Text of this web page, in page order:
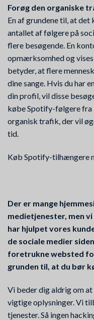
Forøg den organiske
En af grundene til, at
antallet af følgere på
flere besøgende. En
opmærksomhed og
betyder, at flere
dine sange. Hvis du har
din profil, vil disse
købe Spotify-følgere fra
organisk trafik, der vil
tid.
Køb Spotify-tilhængere
Der er mange
medietjenester, men
har hjulpet vores
de sociale medier
foretrukne websted
grunden til, at du bør
Vi beder dig aldrig om
vigtige oplysninger. Vi
tjenester. Så ingen